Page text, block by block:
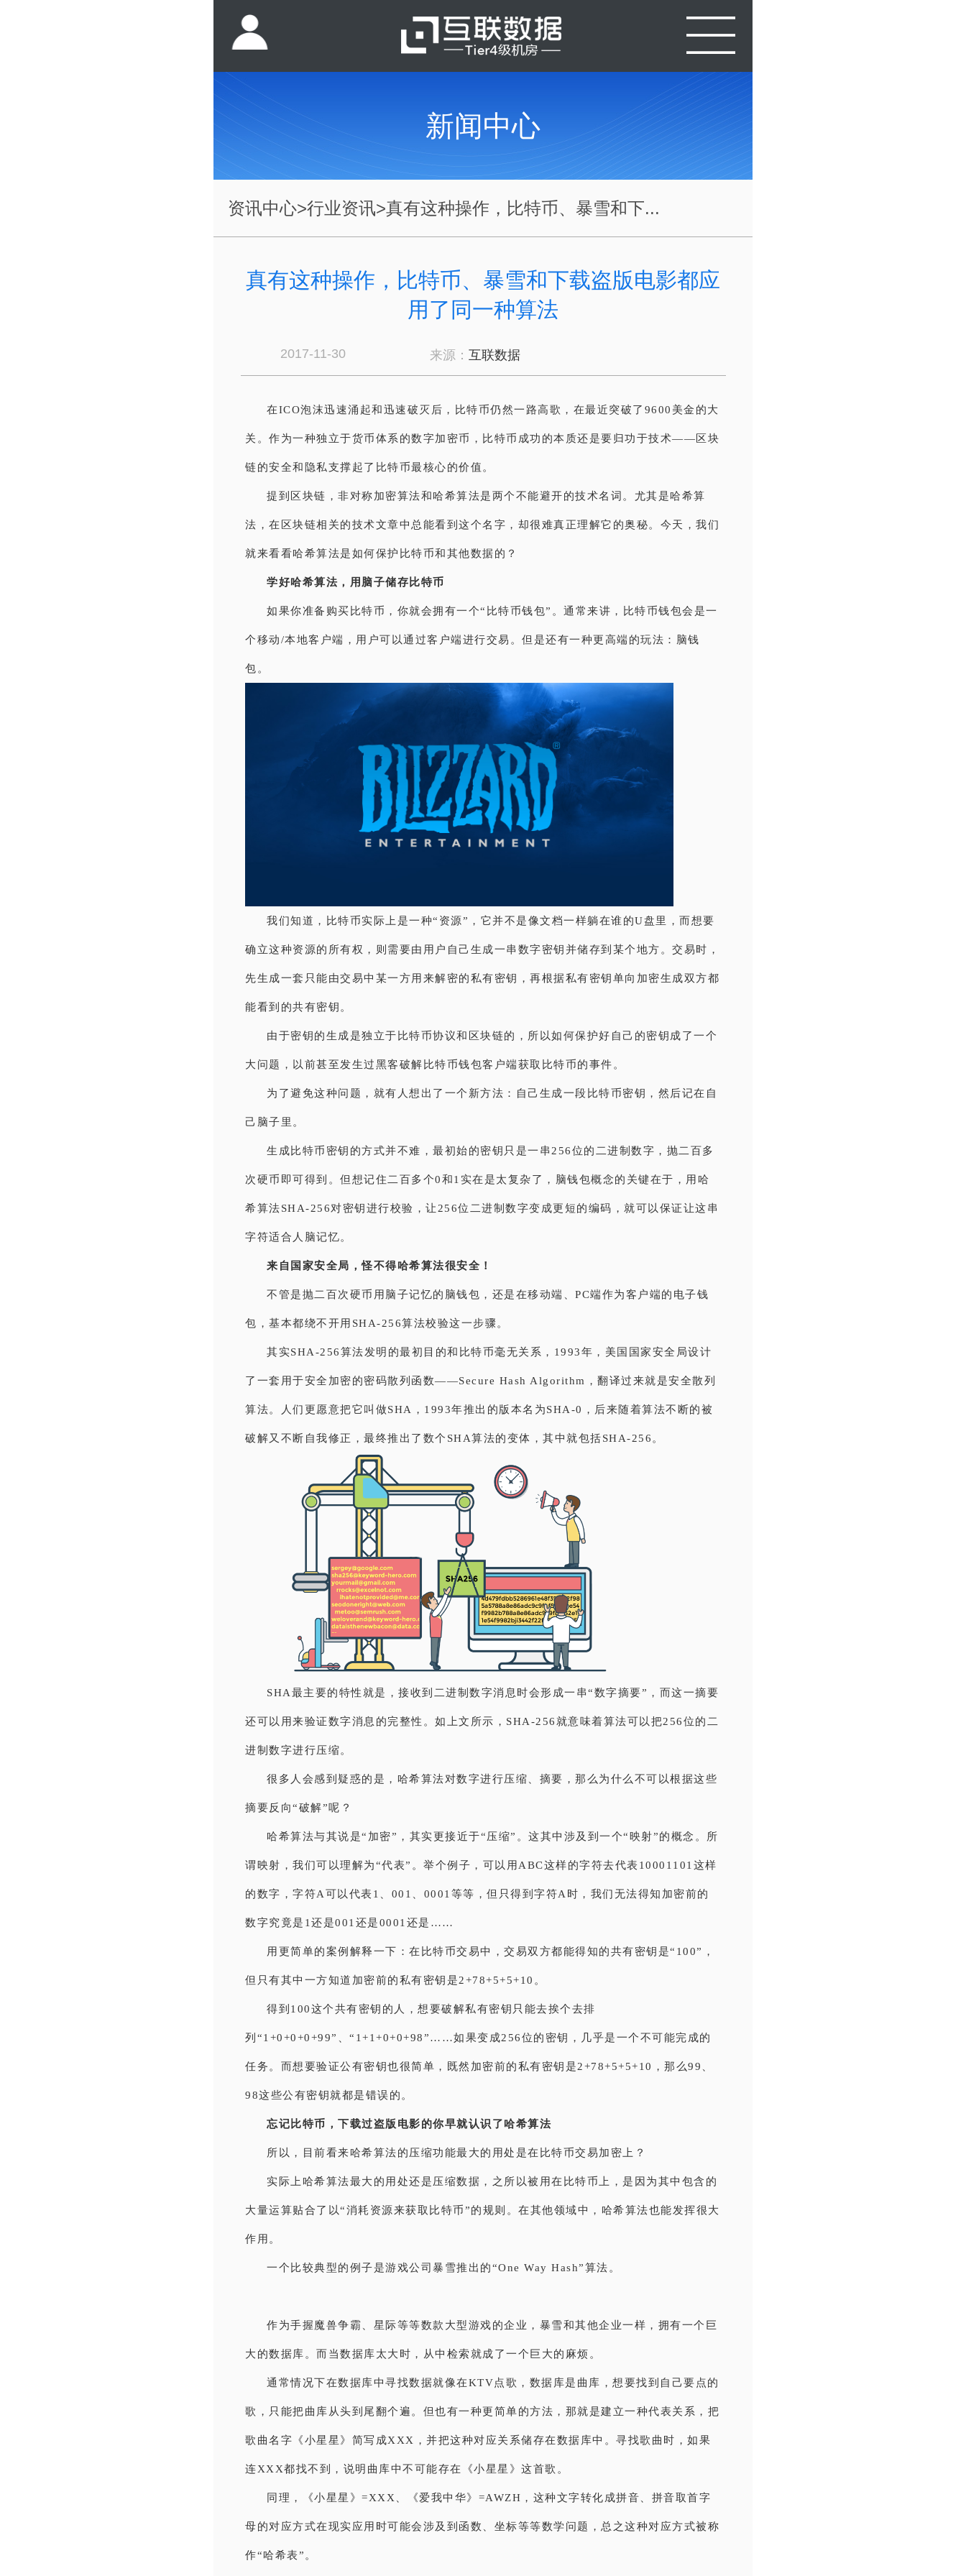
新闻中心
资讯中心>行业资讯>真有这种操作，比特币、暴雪和下...
真有这种操作，比特币、暴雪和下载盗版电影都应
用了同一种算法
2017-11-30 来源： 互联数据
在ICO泡沫迅速涌起和迅速破灭后，比特币仍然一路高歌，在最近突破了9600美金的大
关。作为一种独立于货币体系的数字加密币，比特币成功的本质还是要归功于技术——区块
链的安全和隐私支撑起了比特币最核心的价值。
提到区块链，非对称加密算法和哈希算法是两个不能避开的技术名词。尤其是哈希算
法，在区块链相关的技术文章中总能看到这个名字，却很难真正理解它的奥秘。今天，我们
就来看看哈希算法是如何保护比特币和其他数据的？
学好哈希算法，用脑子储存比特币
如果你准备购买比特币，你就会拥有一个“比特币钱包”。通常来讲，比特币钱包会是一
个移动/本地客户端，用户可以通过客户端进行交易。但是还有一种更高端的玩法：脑钱
包。
我们知道，比特币实际上是一种“资源”，它并不是像文档一样躺在谁的U盘里，而想要
确立这种资源的所有权，则需要由用户自己生成一串数字密钥并储存到某个地方。交易时，
先生成一套只能由交易中某一方用来解密的私有密钥，再根据私有密钥单向加密生成双方都
能看到的共有密钥。
由于密钥的生成是独立于比特币协议和区块链的，所以如何保护好自己的密钥成了一个
大问题，以前甚至发生过黑客破解比特币钱包客户端获取比特币的事件。
为了避免这种问题，就有人想出了一个新方法：自己生成一段比特币密钥，然后记在自
己脑子里。
生成比特币密钥的方式并不难，最初始的密钥只是一串256位的二进制数字，抛二百多
次硬币即可得到。但想记住二百多个0和1实在是太复杂了，脑钱包概念的关键在于，用哈
希算法SHA-256对密钥进行校验，让256位二进制数字变成更短的编码，就可以保证让这串
字符适合人脑记忆。
来自国家安全局，怪不得哈希算法很安全！
不管是抛二百次硬币用脑子记忆的脑钱包，还是在移动端、PC端作为客户端的电子钱
包，基本都绕不开用SHA-256算法校验这一步骤。
其实SHA-256算法发明的最初目的和比特币毫无关系，1993年，美国国家安全局设计
了一套用于安全加密的密码散列函数——Secure Hash Algorithm，翻译过来就是安全散列
算法。人们更愿意把它叫做SHA，1993年推出的版本名为SHA-0，后来随着算法不断的被
破解又不断自我修正，最终推出了数个SHA算法的变体，其中就包括SHA-256。
SHA最主要的特性就是，接收到二进制数字消息时会形成一串“数字摘要”，而这一摘要
还可以用来验证数字消息的完整性。如上文所示，SHA-256就意味着算法可以把256位的二
进制数字进行压缩。
很多人会感到疑惑的是，哈希算法对数字进行压缩、摘要，那么为什么不可以根据这些
摘要反向“破解”呢？
哈希算法与其说是“加密”，其实更接近于“压缩”。这其中涉及到一个“映射”的概念。所
谓映射，我们可以理解为“代表”。举个例子，可以用ABC这样的字符去代表10001101这样
的数字，字符A可以代表1、001、0001等等，但只得到字符A时，我们无法得知加密前的
数字究竟是1还是001还是0001还是……
用更简单的案例解释一下：在比特币交易中，交易双方都能得知的共有密钥是“100”，
但只有其中一方知道加密前的私有密钥是2+78+5+5+10。
得到100这个共有密钥的人，想要破解私有密钥只能去挨个去排
列“1+0+0+0+99”、“1+1+0+0+98”……如果变成256位的密钥，几乎是一个不可能完成的
任务。而想要验证公有密钥也很简单，既然加密前的私有密钥是2+78+5+5+10，那么99、
98这些公有密钥就都是错误的。
忘记比特币，下载过盗版电影的你早就认识了哈希算法
所以，目前看来哈希算法的压缩功能最大的用处是在比特币交易加密上？
实际上哈希算法最大的用处还是压缩数据，之所以被用在比特币上，是因为其中包含的
大量运算贴合了以“消耗资源来获取比特币”的规则。在其他领域中，哈希算法也能发挥很大
作用。
一个比较典型的例子是游戏公司暴雪推出的“One Way Hash”算法。
作为手握魔兽争霸、星际等等数款大型游戏的企业，暴雪和其他企业一样，拥有一个巨
大的数据库。而当数据库太大时，从中检索就成了一个巨大的麻烦。
通常情况下在数据库中寻找数据就像在KTV点歌，数据库是曲库，想要找到自己要点的
歌，只能把曲库从头到尾翻个遍。但也有一种更简单的方法，那就是建立一种代表关系，把
歌曲名字《小星星》简写成XXX，并把这种对应关系储存在数据库中。寻找歌曲时，如果
连XXX都找不到，说明曲库中不可能存在《小星星》这首歌。
同理，《小星星》=XXX、《爱我中华》=AWZH，这种文字转化成拼音、拼音取首字
母的对应方式在现实应用时可能会涉及到函数、坐标等等数学问题，总之这种对应方式被称
作“哈希表”。